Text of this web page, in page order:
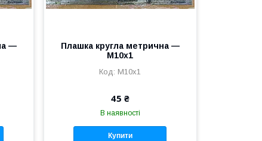
—
Плашка кругла метрична —
М10х1
М10х1
45 ₴
В наявності
Купити